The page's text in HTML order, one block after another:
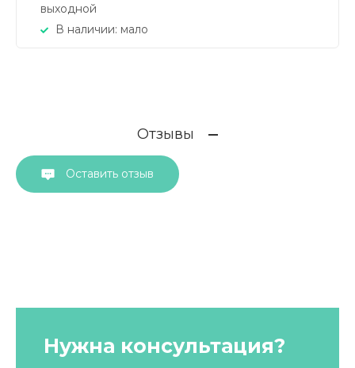
выходной
В наличии: мало
Отзывы
Оставить отзыв
Нужна консультация?